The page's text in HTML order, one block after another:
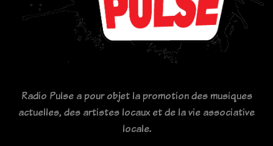
Radio Pulse a pour objet la promotion des musiques
actuelles, des artistes locaux et de la vie associative
locale.